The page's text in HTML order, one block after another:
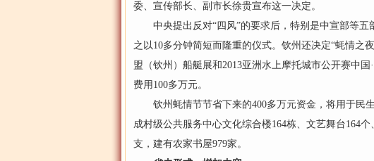
委、宣传部长、副市长徐贵宣布这一决定。
中央提出反对“四风”的要求后，特别是中宣部等五
之以10多分钟简短而隆重的仪式。钦州还决定“蚝情
盟（钦州）船艇展和2013亚洲水上摩托城市公开赛中
费用100多万元。
钦州蚝情节节省下来的400多万元资金，将用于民
成村级公共服务中心文化综合楼164栋、文艺舞台164
支，建有农家书屋979家。